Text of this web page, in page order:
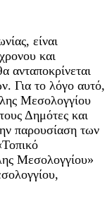
είναι
και
ανταποκρίνεται
Για το λόγο αυτό,
Μεσολογγίου
Δημότες και
παρουσίαση των
Μεσολογγίου»